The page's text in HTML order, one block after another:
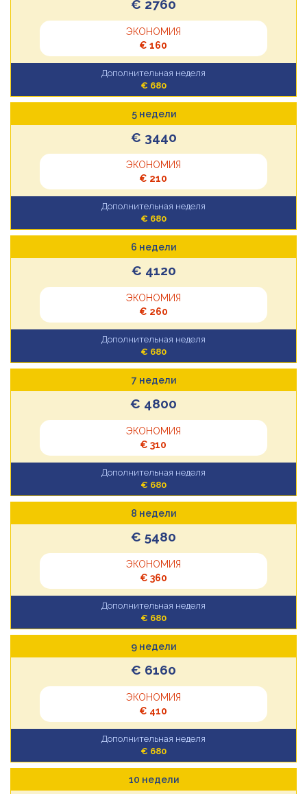
€ 2760
ЭКОНОМИЯ
€ 160
Дополнительная неделя
€ 680
5 недели
€ 3440
ЭКОНОМИЯ
€ 210
Дополнительная неделя
€ 680
6 недели
€ 4120
ЭКОНОМИЯ
€ 260
Дополнительная неделя
€ 680
7 недели
€ 4800
ЭКОНОМИЯ
€ 310
Дополнительная неделя
€ 680
8 недели
€ 5480
ЭКОНОМИЯ
€ 360
Дополнительная неделя
€ 680
9 недели
€ 6160
ЭКОНОМИЯ
€ 410
Дополнительная неделя
€ 680
10 недели